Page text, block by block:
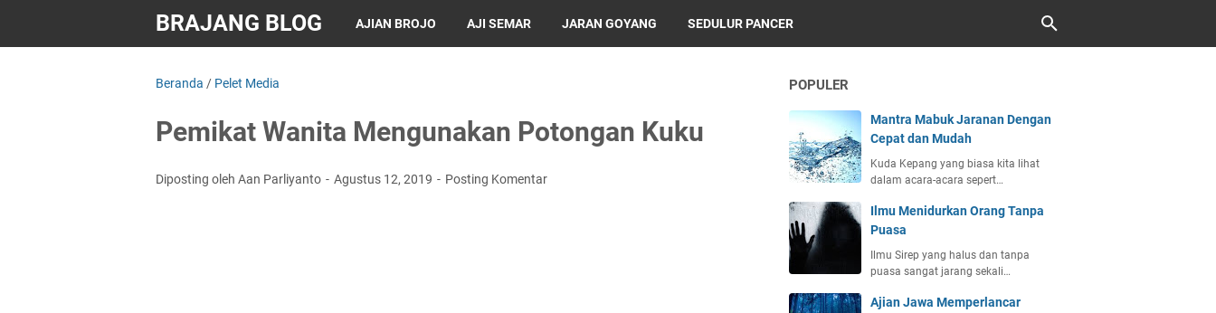
BRAJANG BLOG AJIAN BROJO AJI SEMAR JARAN GOYANG SEDULUR PANCER
Beranda / Pelet Media
Pemikat Wanita Mengunakan Potongan Kuku
Diposting oleh Aan Parliyanto Agustus 12, 2019 Posting Komentar
POPULER
Mantra Mabuk Jaranan Dengan
Cepat dan Mudah
Kuda Kepang yang biasa kita lihat
dalam acara-acara sepert…
Ilmu Menidurkan Orang Tanpa
Puasa
Ilmu Sirep yang halus dan tanpa
puasa sangat jarang sekali…
Ajian Jawa Memperlancar